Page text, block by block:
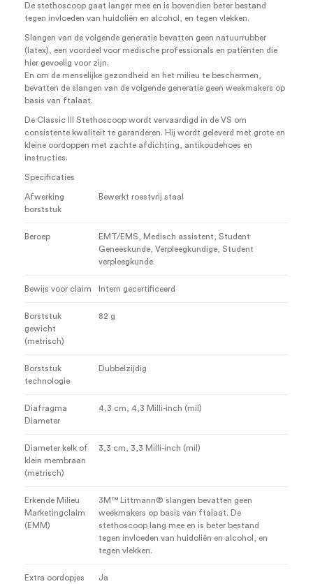
De stethoscoop gaat langer mee en is bovendien beter bestand
tegen invloeden van huidoliën en alcohol, en tegen vlekken.
Slangen van de volgende generatie bevatten geen natuurrubber
(latex), een voordeel voor medische professionals en patiënten die
hier gevoelig voor zijn.
En om de menselijke gezondheid en het milieu te beschermen,
bevatten de slangen van de volgende generatie geen weekmakers op
basis van ftalaat.
De Classic III Stethoscoop wordt vervaardigd in de VS om
consistente kwaliteit te garanderen. Hij wordt geleverd met grote en
kleine oordoppen met zachte afdichting, antikoudehoes en
instructies.
Specificaties
Afwerking
borststuk
Bewerkt roestvrij staal
Beroep EMT/EMS , Medisch assistent , Student
Geneeskunde , Verpleegkundige , Student
verpleegkunde
Bewijs voor claim Intern gecertificeerd
Borststuk
gewicht
(metrisch)
82 g
Borststuk
technologie
Dubbelzijdig
Diafragma
Diameter
4,3 cm , 4,3 Milli-inch (mil)
Diameter kelk of
klein membraan
(metrisch)
3,3 cm , 3,3 Milli-inch (mil)
Erkende Milieu
Marketingclaim
(EMM)
3M™ Littmann® slangen bevatten geen
weekmakers op basis van ftalaat. De
stethoscoop lang mee en is beter bestand
tegen invloeden van huidoliën en alcohol, en
tegen vlekken.
Extra oordopjes Ja